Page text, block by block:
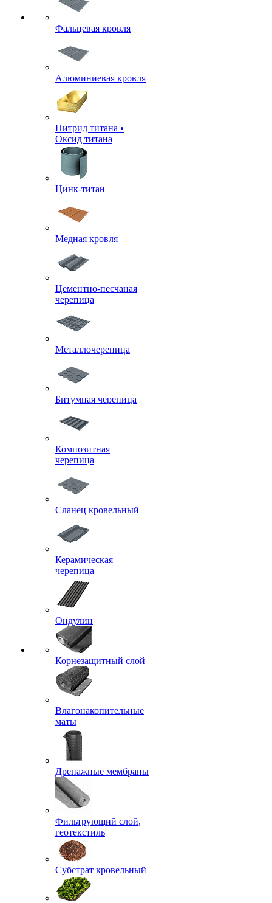
Фальцевая кровля
Алюминиевая кровля
Нитрид титана •
Оксид титана
Цинк-титан
Медная кровля
Цементно-песчаная
черепица
Металлочерепица
Битумная черепица
Композитная
черепица
Сланец кровельный
Керамическая
черепица
Ондулин
Корнезащитный слой
Влагонакопительные
маты
Дренажные мембраны
Фильтрующий слой,
геотекстиль
Субстрат кровельный